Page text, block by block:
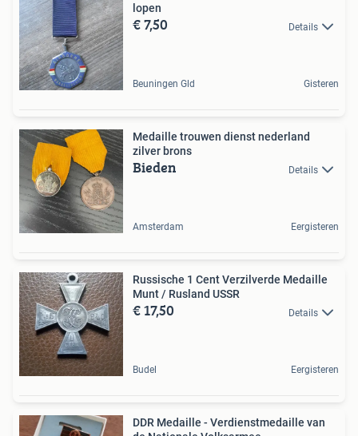
lopen
€ 7,50 Details
Beuningen Gld Gisteren
Medaille trouwen dienst nederland
zilver brons
Bieden Details
Amsterdam Eergisteren
Russische 1 Cent Verzilverde Medaille
Munt / Rusland USSR
€ 17,50 Details
Budel Eergisteren
DDR Medaille - Verdienstmedaille van